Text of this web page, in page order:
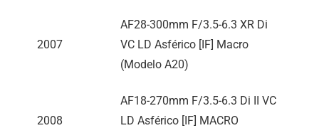
2007
AF28-300mm F/3.5-6.3 XR Di
VC LD Asférico [IF] Macro
(Modelo A20)
2008
AF18-270mm F/3.5-6.3 Di II VC
LD Asférico [IF] MACRO